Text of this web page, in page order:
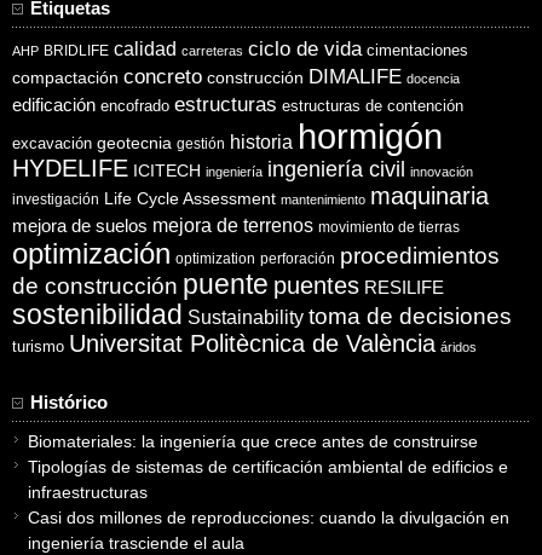
Etiquetas
AHP BRIDLIFE calidad carreteras ciclo de vida cimentaciones
compactación concreto construcción DIMALIFE docencia
edificación encofrado estructuras estructuras de contención
excavación geotecnia gestión historia hormigón
HYDELIFE ICITECH ingeniería ingeniería civil innovación
investigación Life Cycle Assessment mantenimiento maquinaria
mejora de suelos mejora de terrenos movimiento de tierras
optimización optimization perforación procedimientos
de construcción puente puentes RESILIFE
sostenibilidad Sustainability toma de decisiones
turismo Universitat Politècnica de València áridos
Histórico
Biomateriales: la ingeniería que crece antes de construirse
Tipologías de sistemas de certificación ambiental de edificios e
infraestructuras
Casi dos millones de reproducciones: cuando la divulgación en
ingeniería trasciende el aula